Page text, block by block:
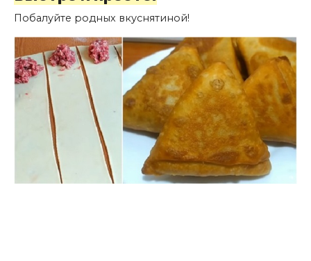
Побалуйте родных вкуснятиной!